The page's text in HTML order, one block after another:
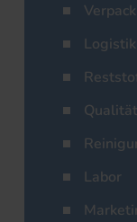
Logistik
Labor